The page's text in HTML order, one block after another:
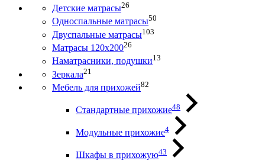
Детские матрасы26
Односпальные матрасы50
Двуспальные матрасы103
Матрасы 120х20026
Наматрасники, подушки13
Зеркала21
Мебель для прихожей82
Стандартные прихожие48
Модульные прихожие4
Шкафы в прихожую43